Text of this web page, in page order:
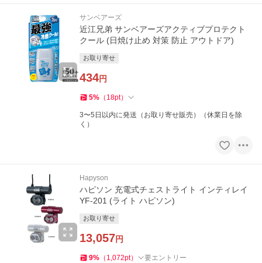
サンベアーズ
近江兄弟 サンベアーズアクティブプロテクト
クール (日焼け止め 対策 防止 アウトドア)
お取り寄せ
434円
5% （ 18pt）
3〜5日以内に発送（お取り寄せ販売）（休業日を除
く）
Hapyson
ハピソン 充電式チェストライト インティレイ
YF-201 (ライト ハピソン)
お取り寄せ
13,057円
9% （ 1,072pt） 要エントリー